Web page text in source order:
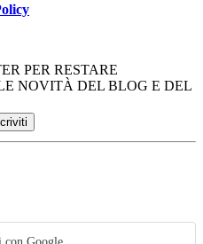
PER RESTARE
NOVITÀ DEL BLOG E DEL